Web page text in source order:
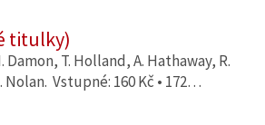
titulky)
Damon, T. Holland, A. Hathaway, R.
Nolan. Vstupné: 160 Kč • 172…